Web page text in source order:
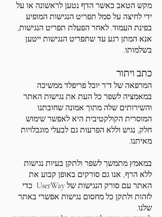
מקש הטאב כאשר הדף נטען לראשונה או על
ידי לחיצה על סמל תפריט הנגישות המופיע
בפינת העמוד. לאחר הפעלת תפריט הנגישות,
אנא המתן רגע עד שתפריט הנגישות ייטען
בשלמותו.
כתב ויתור
המרפאה של ד"ר יובל פריפלד ממשיכה
במאמציה לשפר כל העת את נגישות האתר
והשירותים שלה מתוך אמונה שחובתנו
המוסרית הקולקטיבית היא לאפשר שימוש
חלק, נגיש וללא הפרעות גם לבעלי מוגבלויות
מאיתנו.
במאמץ מתמשך לשפר ולתקן בעיות נגישות
ללא הרף, אנו גם סורקים באופן קבוע את
האתר עם סורק הנגישות של UserWay כדי
לזהות ולתקן כל מחסום נגישות אפשרי באתר
שלנו.